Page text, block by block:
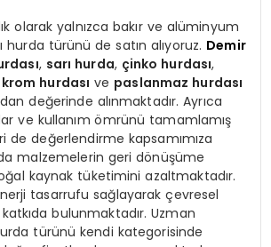
olarak yalnızca bakır ve alüminyum
hurda türünü de satın alıyoruz. Demir
, sarı hurda, çinko hurdası,
krom hurdası ve paslanmaz hurdası
değerinde alınmaktadır. Ayrıca
ve kullanım ömrünü tamamlamış
de değerlendirme kapsamımıza
malzemelerin geri dönüşüme
kaynak tüketimini azaltmaktadır.
tasarrufu sağlayarak çevresel
bulunmaktadır. Uzman
türünü kendi kategorisinde